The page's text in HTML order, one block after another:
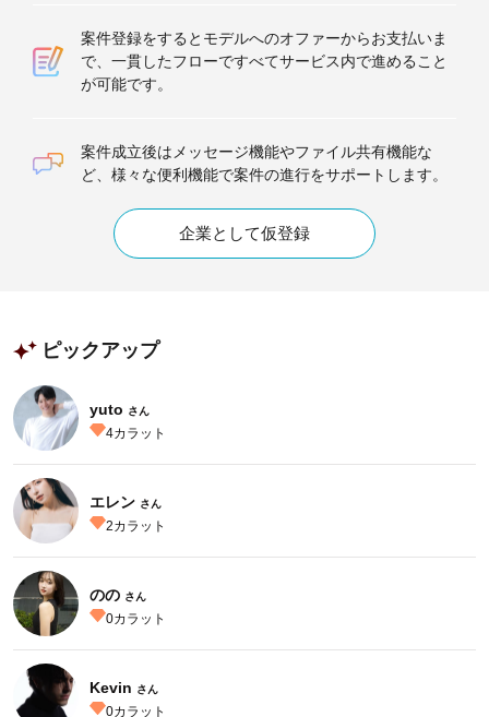
案件登録をするとモデルへのオファーからお支払いま
で、一貫したフローですべてサービス内で進めること
が可能です。
案件成立後はメッセージ機能やファイル共有機能な
ど、様々な便利機能で案件の進行をサポートします。
企業として仮登録
ピックアップ
yuto さん
4カラット
エレン さん
2カラット
のの さん
0カラット
Kevin さん
0カラット